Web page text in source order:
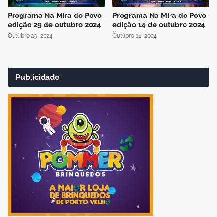
Programa Na Mira do Povo
edição 29 de outubro 2024
Outubro 29, 2024
Programa Na Mira do Povo
edição 14 de outubro 2024
Outubro 14, 2024
Publicidade